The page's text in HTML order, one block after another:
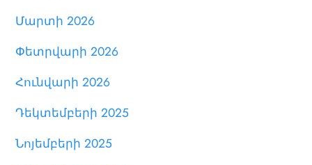
Մարտի 2026
Փետրվարի 2026
Հունվարի 2026
Դեկտեմբերի 2025
Նոյեմբերի 2025